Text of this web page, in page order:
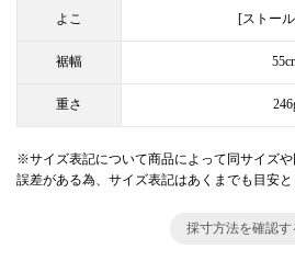
よこ
裾幅
重さ
[ストー
※サイズ表記について商品によって同サイズ
誤差がある為、サイズ表記はあくまでも目安と
採寸方法を確認す